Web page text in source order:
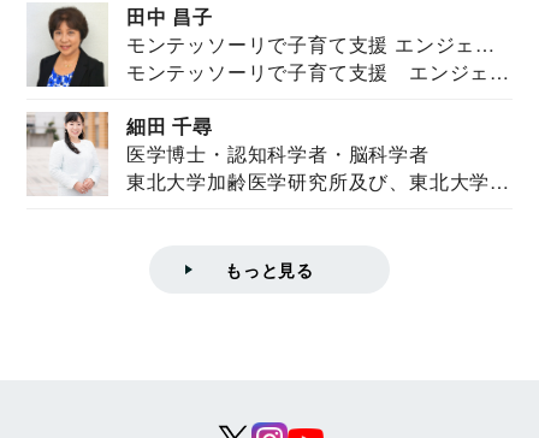
田中 昌子
モンテッソーリで子育て支援 エンジェル
ズハウス研究所所長
モンテッソーリで子育て支援 エンジェル
細田 千尋
医学博士・認知科学者・脳科学者
東北大学加齢医学研究所及び、東北大学大
もっと見る